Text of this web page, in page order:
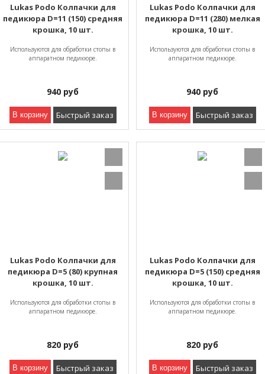
Lukas Podo Колпачки для
педикюра D=11 (150) средняя
крошка, 10 шт.
Используются для обработки стопы в
аппаратном педикюре.
940 руб
В корзину Быстрый заказ
Lukas Podo Колпачки для
педикюра D=11 (280) мелкая
крошка, 10 шт.
Используются для обработки стопы в
аппаратном педикюре.
940 руб
В корзину Быстрый заказ
Lukas Podo Колпачки для
педикюра D=5 (80) крупная
крошка, 10 шт.
Используются для обработки стопы в
аппаратном педикюре.
820 руб
В корзину Быстрый заказ
Lukas Podo Колпачки для
педикюра D=5 (150) средняя
крошка, 10 шт.
Используются для обработки стопы в
аппаратном педикюре.
820 руб
В корзину Быстрый заказ